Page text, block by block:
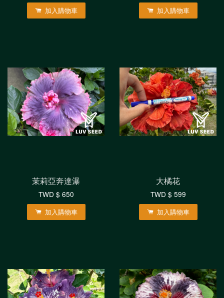
加入購物車 加入購物車
茉莉亞奔達瀑
TWD $ 650
加入購物車
大橘花
TWD $ 599
加入購物車